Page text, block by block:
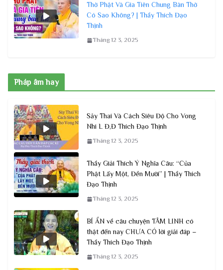
Thờ Phật Và Gia Tiên Chung Bàn Thờ
Có Sao Không? | Thầy Thích Đạo
Thịnh
Tháng 12 3, 2025
Pháp âm hay
Sảy Thai Và Cách Siêu Độ Cho Vong
Nhi L Đ,Đ Thích Đạo Thịnh
Tháng 12 3, 2025
Thầy Giải Thích Ý Nghĩa Câu: “Của
Phật Lấy Một, Đền Mười” | Thầy Thích
Đạo Thịnh
Tháng 12 3, 2025
BÍ ẨN về câu chuyện TÂM LINH có
thật đến nay CHƯA CÓ lời giải đáp –
Thầy Thích Đạo Thịnh
Tháng 12 3, 2025